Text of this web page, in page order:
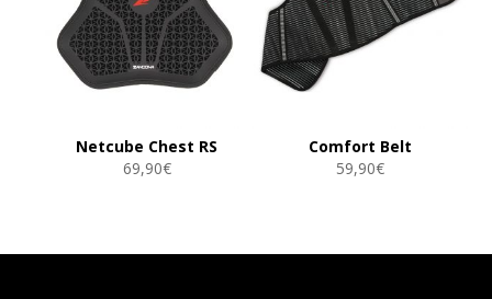
Netcube Chest RS
69,90€
Comfort Belt
59,90€